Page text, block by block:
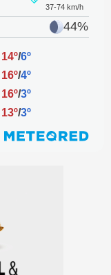
37-74 km/h
44%
14º/6º
16º/4º
16º/3º
13º/3º